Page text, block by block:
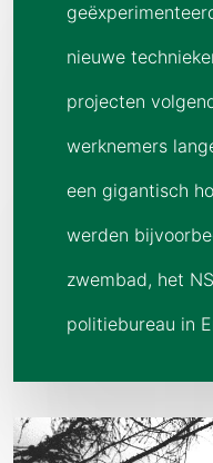
nieuwe
projecten
werknemers
een gigantisch
werden
zwembad, het
politiebureau in